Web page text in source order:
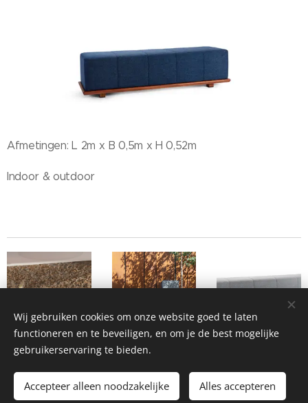
Afmetingen: L 2m x B 0,5m x H 0,52m
Indoor & outdoor
Wij gebruiken cookies om onze website goed te laten
functioneren en te beveiligen, en om je de best mogelijke
gebruikerservaring te bieden.
Accepteer alleen noodzakelijke Alles accepteren